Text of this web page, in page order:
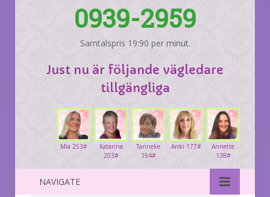
0939-2959
Samtalspris 19:90 per minut.
Just nu är följande vägledare
tillgängliga
Annette
138#
Anki 177#
Tanneke
194#
Katarina
203#
Mia 253#
NAVIGATE